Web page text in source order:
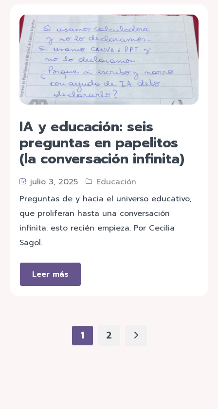
IA y educación: seis
preguntas en papelitos
(la conversación infinita)
julio 3, 2025
Educación
Preguntas de y hacia el universo educativo,
que proliferan hasta una conversación
infinita: esto recién empieza. Por Cecilia
Sagol.
Leer más
1 2